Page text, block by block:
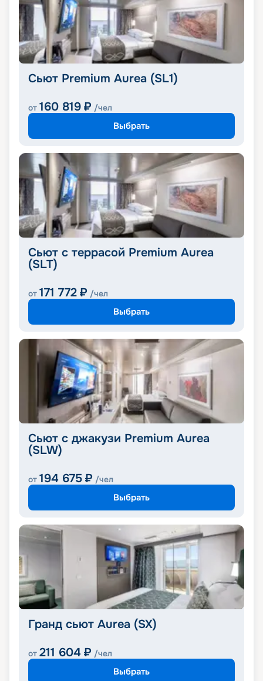
Сьют Premium Aurea (SL1)
от 160 819 ₽ /чел
Выбрать
Сьют с террасой Premium Aurea
(SLT)
от 171 772 ₽ /чел
Выбрать
Сьют с джакузи Premium Aurea
(SLW)
от 194 675 ₽ /чел
Выбрать
Гранд сьют Aurea (SX)
от 211 604 ₽ /чел
Выбрать